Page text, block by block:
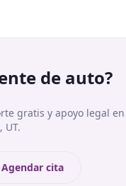
de auto?
gratis y apoyo legal en
UT.
Agendar cita